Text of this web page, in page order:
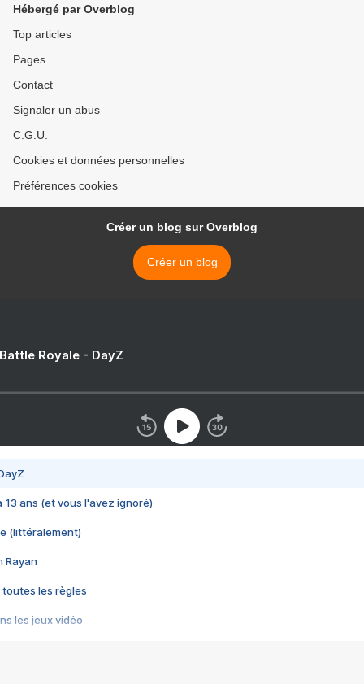
Hébergé par Overblog
Top articles
Pages
Contact
Signaler un abus
C.G.U.
Cookies et données personnelles
Préférences cookies
Créer un blog sur Overblog
Créer un blog
Royale - DayZ
13 ans (et vous l'avez ignoré)
(littéralement)
Rayan
toutes les règles
les jeux vidéo